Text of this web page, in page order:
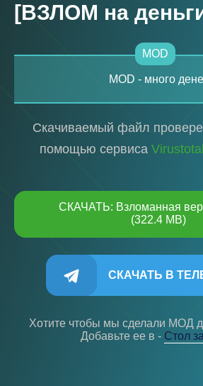
[ВЗЛОМ на
MOD
MOD - много
Скачиваемый файл
помощью сервиса Virustotal
СКАЧАТЬ: Взломанная
(322.4 MB)
СКАЧАТЬ В
Хотите чтобы мы сделали МОД
Добавьте ее в - Cтол